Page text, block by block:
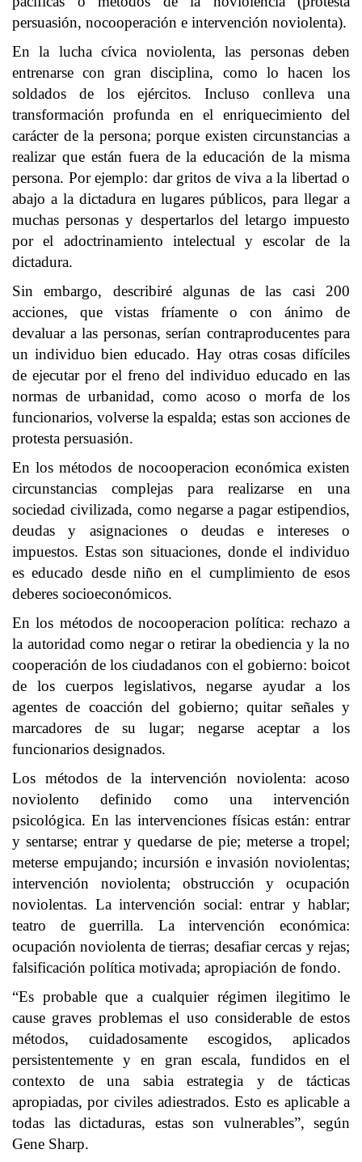
persuasión, nocooperación e intervención noviolenta).
En la lucha cívica noviolenta, las personas deben
entrenarse con gran disciplina, como lo hacen los
soldados de los ejércitos. Incluso conlleva una
transformación profunda en el enriquecimiento del
carácter de la persona; porque existen circunstancias a
realizar que están fuera de la educación de la misma
persona. Por ejemplo: dar gritos de viva a la libertad o
abajo a la dictadura en lugares públicos, para llegar a
muchas personas y despertarlos del letargo impuesto
por el adoctrinamiento intelectual y escolar de la
dictadura.
Sin embargo, describiré algunas de las casi 200
acciones, que vistas fríamente o con ánimo de
devaluar a las personas, serían contraproducentes para
un individuo bien educado. Hay otras cosas difíciles
de ejecutar por el freno del individuo educado en las
normas de urbanidad, como acoso o morfa de los
funcionarios, volverse la espalda; estas son acciones de
protesta persuasión.
En los métodos de nocooperacion económica existen
circunstancias complejas para realizarse en una
sociedad civilizada, como negarse a pagar estipendios,
deudas y asignaciones o deudas e intereses o
impuestos. Estas son situaciones, donde el individuo
es educado desde niño en el cumplimiento de esos
deberes socioeconómicos.
En los métodos de nocooperacion política: rechazo a
la autoridad como negar o retirar la obediencia y la no
cooperación de los ciudadanos con el gobierno: boicot
de los cuerpos legislativos, negarse ayudar a los
agentes de coacción del gobierno; quitar señales y
marcadores de su lugar; negarse aceptar a los
funcionarios designados.
Los métodos de la intervención noviolenta: acoso
noviolento definido como una intervención
psicológica. En las intervenciones físicas están: entrar
y sentarse; entrar y quedarse de pie; meterse a tropel;
meterse empujando; incursión e invasión noviolentas;
intervención noviolenta; obstrucción y ocupación
noviolentas. La intervención social: entrar y hablar;
teatro de guerrilla. La intervención económica:
ocupación noviolenta de tierras; desafiar cercas y rejas;
falsificación política motivada; apropiación de fondo.
“Es probable que a cualquier régimen ilegitimo le
cause graves problemas el uso considerable de estos
métodos, cuidadosamente escogidos, aplicados
persistentemente y en gran escala, fundidos en el
contexto de una sabia estrategia y de tácticas
apropiadas, por civiles adiestrados. Esto es aplicable a
todas las dictaduras, estas son vulnerables”, según
Gene Sharp.